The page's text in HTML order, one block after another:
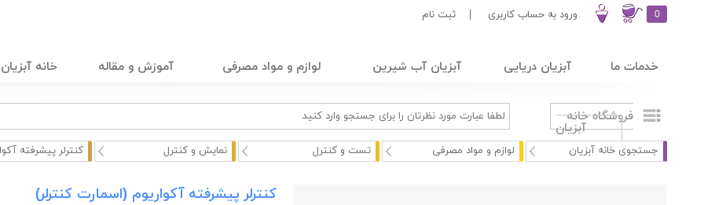
0 ورود به حساب کاربری ثبت نام
خدمات ما آبزیان دریایی آبزیان آب شیرین لوازم و مواد مصرفی آموزش و مقاله خانه آبزیان
فروشگاه خانه
آبزیان
جستجوی خانه آبزیان لوازم و مواد مصرفی تست و کنترل نمایش و کنترل کنترلر پیشرفته
کنترلر پیشرفته آکواریوم (اسمارت کنترلر)